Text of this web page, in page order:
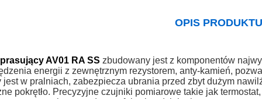
OPIS PRODUKTU
AV01 RA SS zbudowany jest z komponentów
energii z zewnętrznym rezystorem, anty-kamień,
jest w pralniach, zabezpiecza ubrania przed zbyt dużym
pokrętło. Precyzyjne czujniki pomiarowe takie jak